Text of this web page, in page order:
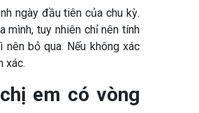
ngày đầu tiên của chu kỳ.
mình, tuy nhiên chỉ nên tính
bỏ qua. Nếu không xác
xác.
em có vòng